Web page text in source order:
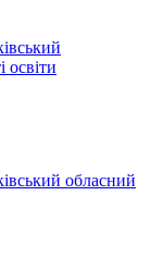
освіти
обласний